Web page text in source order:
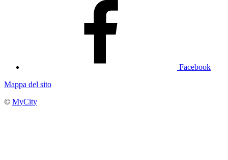
Facebook
Mappa del sito
© MyCity